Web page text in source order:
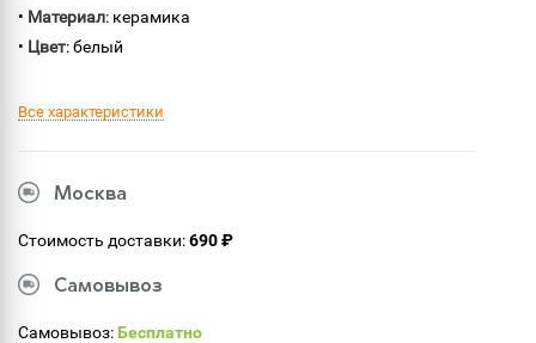
• Материал: керамика
• Цвет: белый
Все характеристики
Москва
Стоимость доставки:690 ₽
Самовывоз
Самовывоз:Бесплатно